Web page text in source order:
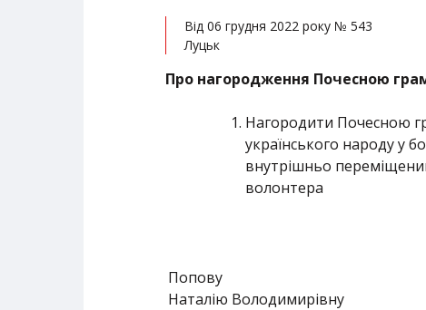
Від 06 грудня 2022 року № 543
Луцьк
Про нагородження Почесною
Нагородити Почесною
українського народу у
внутрішньо
волонтера
Попову
Наталію Володимирівну